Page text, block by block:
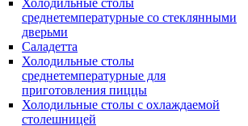
Холодильные столы
среднетемпературные со стеклянными
дверьми
Саладетта
Холодильные столы
среднетемпературные для
приготовления пиццы
Холодильные столы с охлаждаемой
столешницей